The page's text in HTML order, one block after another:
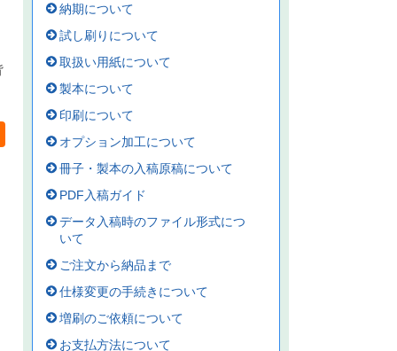
納期について
試し刷りについて
取扱い用紙について
製本について
印刷について
オプション加工について
冊子・製本の入稿原稿について
PDF入稿ガイド
データ入稿時のファイル形式につ
いて
ご注文から納品まで
仕様変更の手続きについて
増刷のご依頼について
お支払方法について